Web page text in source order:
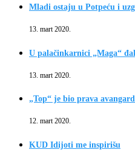
Mladi ostaju u Potpeću i
13. mart 2020.
U palačinkarnici „Maga“
13. mart 2020.
„Top“ je bio prava
12. mart 2020.
KUD Idijoti me inspirišu